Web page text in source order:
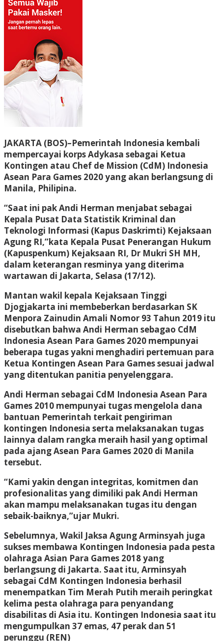
JAKARTA (BOS)–Pemerintah Indonesia kembali
mempercayai korps Adykasa sebagai Ketua
Kontingen atau Chef de Mission (CdM) Indonesia
Asean Para Games 2020 yang akan berlangsung di
Manila, Philipina.
“Saat ini pak Andi Herman menjabat sebagai
Kepala Pusat Data Statistik Kriminal dan
Teknologi Informasi (Kapus Daskrimti) Kejaksaan
Agung RI,”kata Kepala Pusat Penerangan Hukum
(Kapuspenkum) Kejaksaan RI, Dr Mukri SH MH,
dalam keterangan resminya yang diterima
wartawan di Jakarta, Selasa (17/12).
Mantan wakil kepala Kejaksaan Tinggi
Djogjakarta ini membeberkan berdasarkan SK
Menpora Zainudin Amali Nomor 93 Tahun 2019 itu
disebutkan bahwa Andi Herman sebagao CdM
Indonesia Asean Para Games 2020 mempunyai
beberapa tugas yakni menghadiri pertemuan para
Ketua Kontingen Asean Para Games sesuai jadwal
yang ditentukan panitia penyelenggara.
Andi Herman sebagai CdM Indonesia Asean Para
Games 2010 mempunyai tugas mengelola dana
bantuan Pemerintah terkait pengiriman
kontingen Indonesia serta melaksanakan tugas
lainnya dalam rangka meraih hasil yang optimal
pada ajang Asean Para Games 2020 di Manila
tersebut.
“Kami yakin dengan integritas, komitmen dan
profesionalitas yang dimiliki pak Andi Herman
akan mampu melaksanakan tugas itu dengan
sebaik-baiknya,”ujar Mukri.
Sebelumnya, Wakil Jaksa Agung Arminsyah juga
sukses membawa Kontingen Indonesia pada pesta
olahraga Asian Para Games 2018 yang
berlangsung di Jakarta. Saat itu, Arminsyah
sebagai CdM Kontingen Indonesia berhasil
menempatkan Tim Merah Putih meraih peringkat
kelima pesta olahraga para penyandang
disabilitas di Asia itu. Kontingen Indonesia saat itu
mengumpulkan 37 emas, 47 perak dan 51
perunggu (REN)